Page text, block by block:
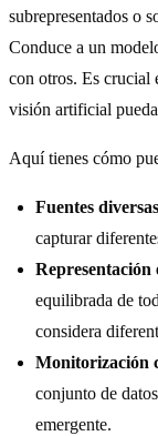
subrepresentados o
Conduce a un
con otros. Es crucial
visión artificial
Aquí tienes cómo
Fuentes diversas
capturar
equilibrada de
considera
Monitorización
conjunto de
emergente.